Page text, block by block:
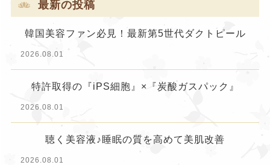
最新の投稿
韓国美容ファン必見！最新第5世代ダクトピール
2026.08.01
特許取得の『iPS細胞』×『炭酸ガスパック』
2026.08.01
聴く美容液♪睡眠の質を高めて美肌改善
2026.08.01